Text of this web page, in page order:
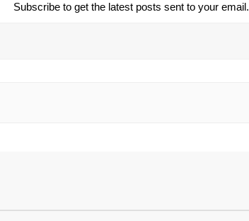
Subscribe to get the latest posts sent to your email.